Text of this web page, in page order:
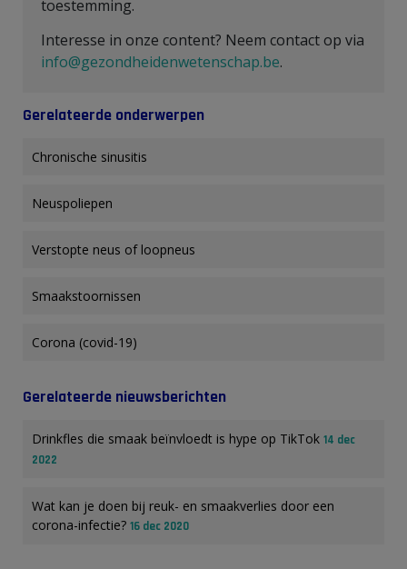
toestemming.
Interesse in onze content? Neem contact op via
info@gezondheidenwetenschap.be.
Gerelateerde onderwerpen
Chronische sinusitis
Neuspoliepen
Verstopte neus of loopneus
Smaakstoornissen
Corona (covid-19)
Gerelateerde nieuwsberichten
Drinkfles die smaak beïnvloedt is hype op TikTok 14 dec
2022
Wat kan je doen bij reuk- en smaakverlies door een
corona-infectie? 16 dec 2020